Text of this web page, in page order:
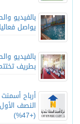
بالفيديو
يواصل
بالفيديو
بطريف
(+47%)